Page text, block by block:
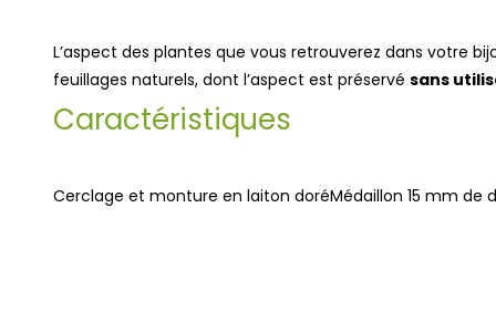
L’aspect des plantes que vous retrouverez dans votre
feuillages naturels, dont l’aspect est préservé sans
Caractéristiques
Cerclage et monture en laiton doréMédaillon 15 mm de